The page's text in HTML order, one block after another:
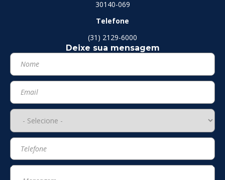
30140-069
Telefone
(31) 2129-6000
Deixe sua mensagem